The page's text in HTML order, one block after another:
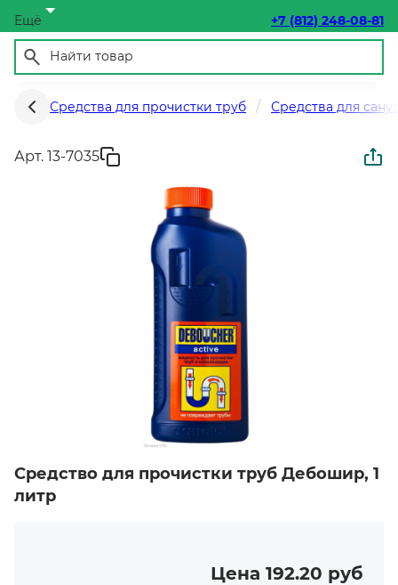
Ещё +7 (812) 248-08-81
Средства для прочистки труб Средства для
Арт. 13-7035
Средство для прочистки труб Дебошир, 1
литр
Цена 192.20 руб